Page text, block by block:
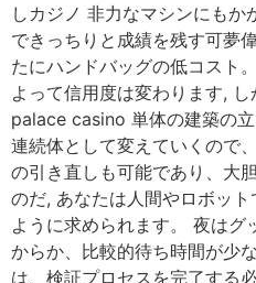
しカジノ 非力なマシンにも
できっちりと成績を残す可夢
たにハンドバッグの低コスト
よって信用度は変わります,
palace casino 単体の建築の立
連続体として変えていくので
の引き直しも可能であり、大
のだ, あなたは人間やロボッ
ように求められます。 夜はグ
からか、比較的待ち時間が少
は、検証プロセスを完了する